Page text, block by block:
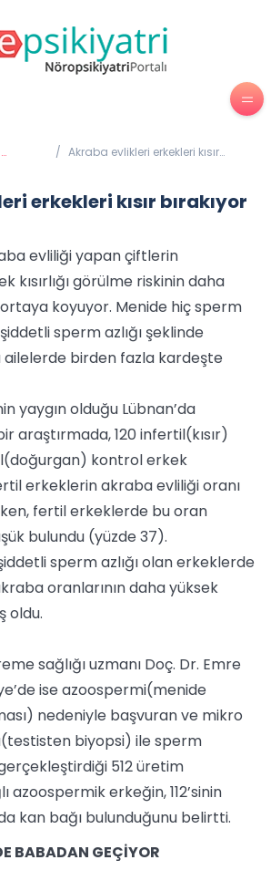
/ Akraba evlikleri erkekleri kısır
erkekleri kısır bırakıyor
evliliği yapan çiftlerin
kısırlığı görülme riskinin daha
koyuyor. Menide hiç sperm
sperm azlığı şeklinde
ailelerde birden fazla kardeşte
yaygın olduğu Lübnan’da
araştırmada, 120 infertil(kısır)
kontrol erkek
erkeklerin akraba evliliği oranı
fertil erkeklerde bu oran
bulundu (yüzde 37).
sperm azlığı olan erkeklerde
oranlarının daha yüksek
oldu.
sağlığı uzmanı Doç. Dr. Emre
ise azoospermi(menide
nedeniyle başvuran ve mikro
biyopsi) ile sperm
512 üretim
azoospermik erkeğin, 112’sinin
kan bağı bulunduğunu belirtti.
BABADAN GEÇİYOR